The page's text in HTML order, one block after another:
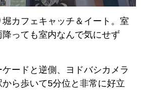
カフェキャッチ＆イート。室
っても室内なんで気にせず
ードと逆側、ヨドバシカメラ
ら歩いて5分位と非常に好立